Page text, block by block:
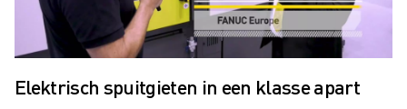
ROBOSHOT TOTAL COST OF OWNERSHIP
DRAADVONKMACHINES
ROBOCUT HARDWARE
Elektrisch spuitgieten in een klasse apart